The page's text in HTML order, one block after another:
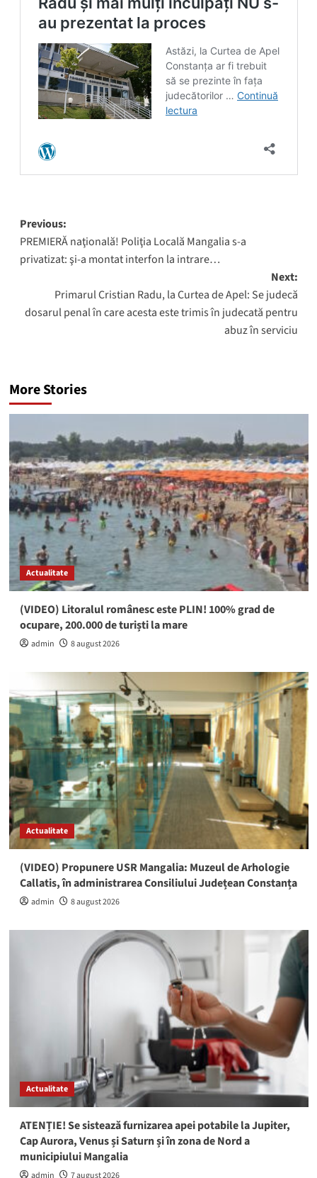
Post
navigation
Previous:
PREMIERĂ naţională! Poliţia Locală Mangalia s-a
privatizat: şi-a montat interfon la intrare…
Next:
Primarul Cristian Radu, la Curtea de Apel: Se judecă
dosarul penal în care acesta este trimis în judecată pentru
abuz în serviciu
More Stories
Actualitate
(VIDEO) Litoralul românesc este PLIN! 100% grad de
ocupare, 200.000 de turiști la mare
admin 8 august 2026
Actualitate
(VIDEO) Propunere USR Mangalia: Muzeul de Arhologie
Callatis, în administrarea Consiliului Județean Constanța
admin 8 august 2026
Actualitate
ATENȚIE! Se sistează furnizarea apei potabile la Jupiter,
Cap Aurora, Venus și Saturn și în zona de Nord a
municipiului Mangalia
admin 7 august 2026